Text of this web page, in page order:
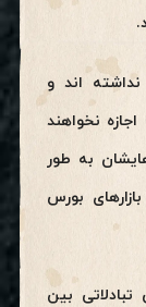
اند و
نخواهند
به طور
بورس
بین